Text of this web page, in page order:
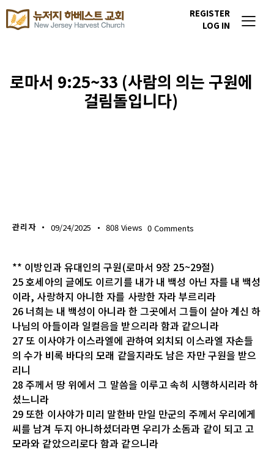
REGISTER
LOG IN
로마서 9:25~33 (사람의 의는 구원에
걸림돌입니다)
관리자 09/24/2025 808 Views 0 Comments
** 이방인과 유대인의 구원(로마서 9장 25~29절)
25 호세아의 글에도 이르기를 내가 내 백성 아닌 자를 내 백성
이라, 사랑하지 아니한 자를 사랑한 자라 부르리라
26 너희는 내 백성이 아니라 한 그곳에서 그들이 살아 계신 하
나님의 아들이라 일컬음을 받으리라 함과 같으니라
27 또 이사야가 이스라엘에 관하여 외치되 이스라엘 자손들
의 수가 비록 바다의 모래 같을지라도 남은 자만 구원을 받으
리니
28 주께서 땅 위에서 그 말씀을 이루고 속히 시행하시리라 하
셨느니라
29 또한 이사야가 미리 말한바 만일 만군의 주께서 우리에게
씨를 남겨 두지 아니하셨더라면 우리가 소돔과 같이 되고 고
모라와 같았으리로다 함과 같으니라